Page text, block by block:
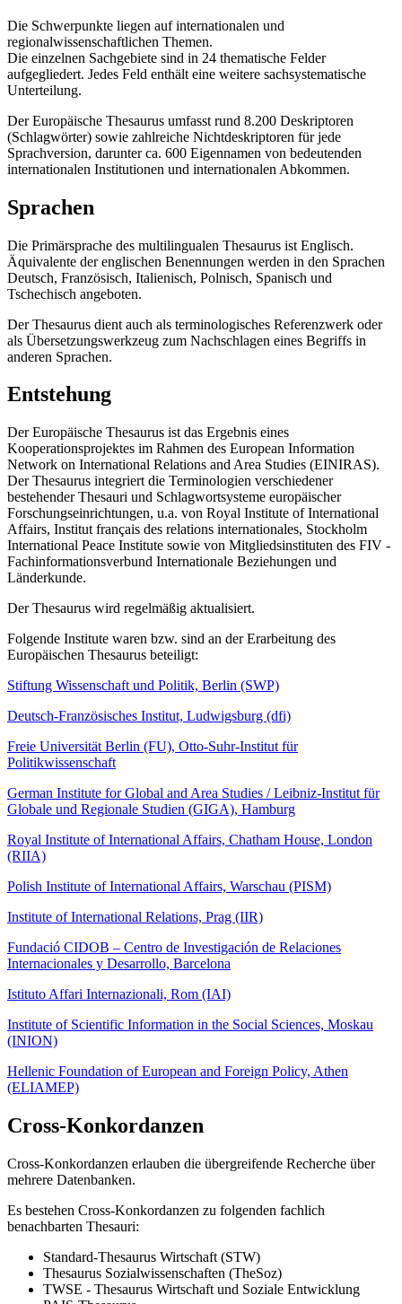
Die Schwerpunkte liegen auf internationalen und
regionalwissenschaftlichen Themen.
Die einzelnen Sachgebiete sind in 24 thematische Felder
aufgegliedert. Jedes Feld enthält eine weitere sachsystematische
Unterteilung.
Der Europäische Thesaurus umfasst rund 8.200 Deskriptoren
(Schlagwörter) sowie zahlreiche Nichtdeskriptoren für jede
Sprachversion, darunter ca. 600 Eigennamen von bedeutenden
internationalen Institutionen und internationalen Abkommen.
Sprachen
Die Primärsprache des multilingualen Thesaurus ist Englisch.
Äquivalente der englischen Benennungen werden in den Sprachen
Deutsch, Französisch, Italienisch, Polnisch, Spanisch und
Tschechisch angeboten.
Der Thesaurus dient auch als terminologisches Referenzwerk oder
als Übersetzungswerkzeug zum Nachschlagen eines Begriffs in
anderen Sprachen.
Entstehung
Der Europäische Thesaurus ist das Ergebnis eines
Kooperationsprojektes im Rahmen des European Information
Network on International Relations and Area Studies (EINIRAS).
Der Thesaurus integriert die Terminologien verschiedener
bestehender Thesauri und Schlagwortsysteme europäischer
Forschungseinrichtungen, u.a. von Royal Institute of International
Affairs, Institut français des relations internationales, Stockholm
International Peace Institute sowie von Mitgliedsinstituten des FIV -
Fachinformationsverbund Internationale Beziehungen und
Länderkunde.
Der Thesaurus wird regelmäßig aktualisiert.
Folgende Institute waren bzw. sind an der Erarbeitung des
Europäischen Thesaurus beteiligt:
Stiftung Wissenschaft und Politik, Berlin (SWP)
Deutsch-Französisches Institut, Ludwigsburg (dfi)
Freie Universität Berlin (FU), Otto-Suhr-Institut für
Politikwissenschaft
German Institute for Global and Area Studies / Leibniz-Institut für
Globale und Regionale Studien (GIGA), Hamburg
Royal Institute of International Affairs, Chatham House, London
(RIIA)
Polish Institute of International Affairs, Warschau (PISM)
Institute of International Relations, Prag (IIR)
Fundació CIDOB – Centro de Investigación de Relaciones
Internacionales y Desarrollo, Barcelona
Istituto Affari Internazionali, Rom (IAI)
Institute of Scientific Information in the Social Sciences, Moskau
(INION)
Hellenic Foundation of European and Foreign Policy, Athen
(ELIAMEP)
Cross-Konkordanzen
Cross-Konkordanzen erlauben die übergreifende Recherche über
mehrere Datenbanken.
Es bestehen Cross-Konkordanzen zu folgenden fachlich
benachbarten Thesauri:
Standard-Thesaurus Wirtschaft (STW)
Thesaurus Sozialwissenschaften (TheSoz)
TWSE - Thesaurus Wirtschaft und Soziale Entwicklung